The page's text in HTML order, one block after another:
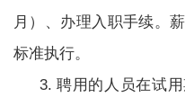
月）、办理入职手续。
标准执行。
3. 聘用的人员在试